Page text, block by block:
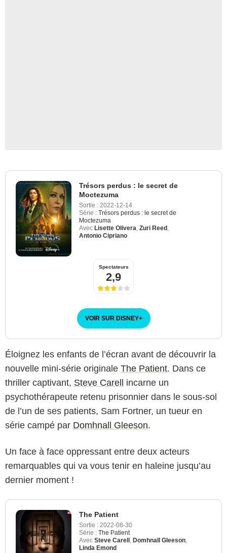
Trésors perdus : le secret de
Moctezuma
Sortie : 2022-12-14
Série : Trésors perdus : le secret de
Moctezuma
Avec Lisette Olivera Zuri Reed
Antonio Cipriano
Spectateurs
2,9
VOIR SUR DISNEY+
Éloignez les enfants de l’écran avant de découvrir la
nouvelle mini-série originale The Patient. Dans ce
thriller captivant, Steve Carell incarne un
psychothérapeute retenu prisonnier dans le sous-sol
de l’un de ses patients, Sam Fortner, un tueur en
série campé par Domhnall Gleeson.
Un face à face oppressant entre deux acteurs
remarquables qui va vous tenir en haleine jusqu’au
dernier moment !
The Patient
Sortie : 2022-08-30
Série : The Patient
Avec Steve Carell Domhnall Gleeson
Linda Emond